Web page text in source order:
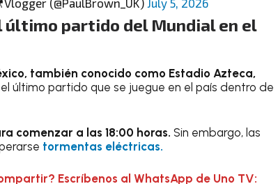
último partido del Mundial en el
también conocido como Estadio Azteca,
el último partido que se juegue en el país dentro de
comenzar a las 18:00 horas. Sin embargo, las
tormentas eléctricas.
Escríbenos al WhatsApp de Uno TV: